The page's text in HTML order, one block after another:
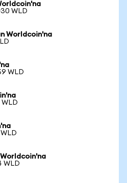
WLD
Worldcoin'na
WLD
WLD
WLD